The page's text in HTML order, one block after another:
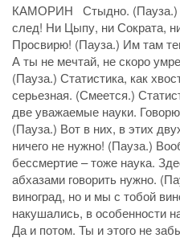
КАМОРИН Стыдно. (Пауза.)
след! Ни Цыпу, ни Сократа,
Просвирю! (Пауза.) Им там
А ты не мечтай, не скоро
(Пауза.) Статистика, как
серьезная. (Смеется.)
две уважаемые науки.
(Пауза.) Вот в них, в этих
ничего не нужно! (Пауза.)
бессмертие – тоже наука.
абхазами говорить нужно.
виноград, но и мы с тобой
накушались, в особенности
Да и потом. Ты и этого не